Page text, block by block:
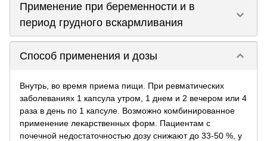
Применение при беременности и в
период грудного вскармливания
keyboard_arrow_down
Способ применения и дозы keyboard_arrow_down
Внутрь, во время приема пищи. При ревматических
заболеваниях 1 капсула утром, 1 днем и 2 вечером или 4
раза в день по 1 капсуле. Возможно комбинированное
применение лекарственных форм. Пациентам с
почечной недостаточностью дозу снижают до 33-50 %, у